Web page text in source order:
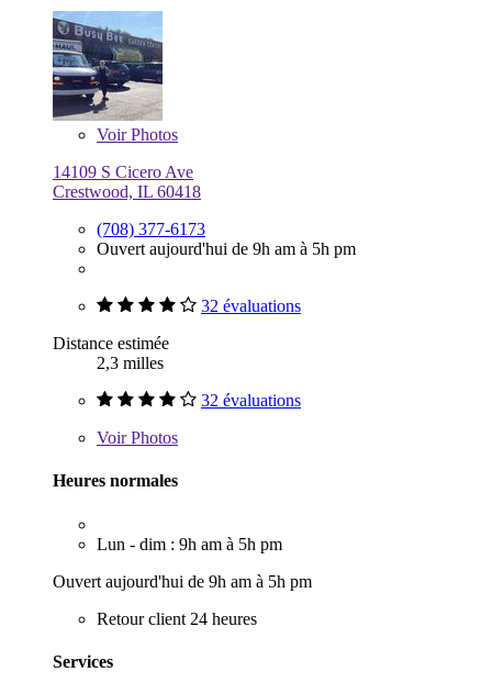
VoirPhotos
14109 S Cicero Ave
Crestwood, IL 60418
(708) 377-6173
Ouvert aujourd'hui de 9h am à 5h pm
32 évaluations
Distance estimée
2,3 milles
32 évaluations
VoirPhotos
Heures normales
Lun - dim : 9h am à 5h pm
Ouvert aujourd'hui de 9h am à 5h pm
Retour client 24 heures
Services